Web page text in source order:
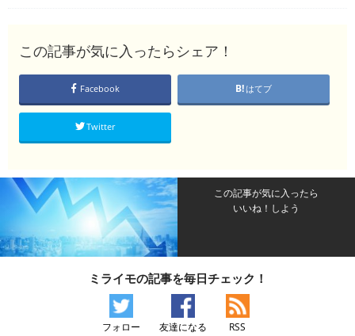
この記事が気に入ったらシェア！
Facebook はてブ
Twitter
この記事が気に入ったら
いいね！しよう
ミライモの記事を毎日チェック！
フォロー 友達になる RSS